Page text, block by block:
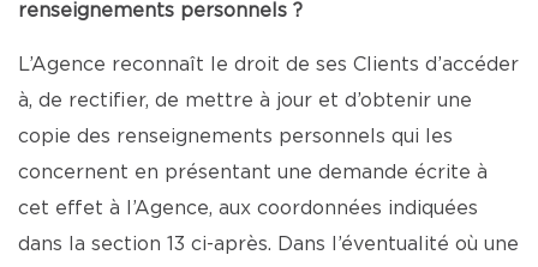
renseignements personnels ?
L’Agence reconnaît le droit de ses Clients d’accéder
à, de rectifier, de mettre à jour et d’obtenir une
copie des renseignements personnels qui les
concernent en présentant une demande écrite à
cet effet à l’Agence, aux coordonnées indiquées
dans la section 13 ci-après. Dans l’éventualité où une